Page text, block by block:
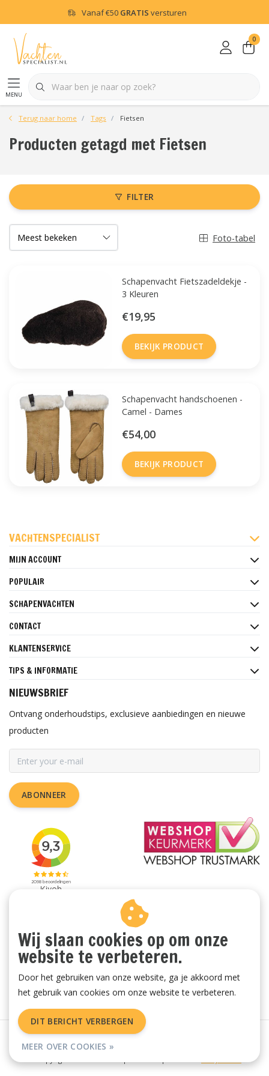
Vanaf€50 GRATIS versturen
menu
0
Terug naar home Tags Fietsen
Producten getagd met Fietsen
FILTER
Foto-tabel
Schapenvacht Fietszadeldekje -
3 Kleuren
€19,95
BEKIJK PRODUCT
Schapenvacht handschoenen -
Camel - Dames
€54,00
BEKIJK PRODUCT
VACHTENSPECIALIST
MIJN ACCOUNT
POPULAIR
SCHAPENVACHTEN
CONTACT
KLANTENSERVICE
TIPS & INFORMATIE
NIEUWSBRIEF
Ontvang onderhoudstips, exclusieve aanbiedingen en nieuwe
producten
ABONNEER
Algemene voorwaarden | Privacy Policy
Wij slaan cookies op om onze
website te verbeteren.
Door het gebruiken van onze website, ga je akkoord met
het gebruik van cookies om onze website te verbeteren.
DIT BERICHT VERBERGEN
MEER OVER COOKIES »